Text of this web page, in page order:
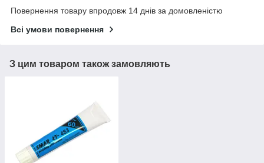
Повернення товару впродовж 14 днів за домовленістю
Всі умови повернення
З цим товаром також замовляють